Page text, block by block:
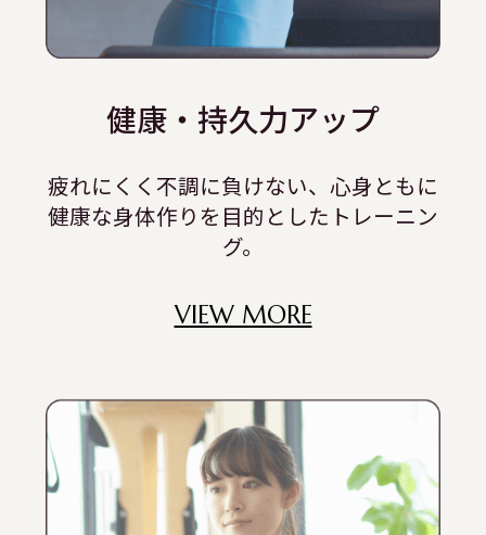
健康・持久力アップ
疲れにくく不調に負けない、心身ともに
健康な身体作りを目的としたトレーニン
グ。
VIEW MORE